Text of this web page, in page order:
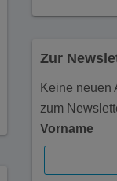
Zur
Keine neuen
zum
Vorname